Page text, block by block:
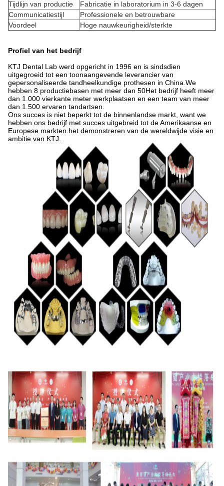
Tijdlijn van productie
Fabricatie in laboratorium in 3-6 dagen
Communicatiestijl
Professionele en betrouwbare
Voordeel
Hoge nauwkeurigheid/sterkte
Profiel van het bedrijf
KTJ Dental Lab werd opgericht in 1996 en is sindsdien
uitgegroeid tot een toonaangevende leverancier van
gepersonaliseerde tandheelkundige prothesen in China.We
hebben 8 productiebasen met meer dan 50Het bedrijf heeft meer
dan 1.000 vierkante meter werkplaatsen en een team van meer
dan 1.500 ervaren tandartsen.
Ons succes is niet beperkt tot de binnenlandse markt, want we
hebben ons bedrijf met succes uitgebreid tot de Amerikaanse en
Europese markten.het demonstreren van de wereldwijde visie en
ambitie van KTJ.